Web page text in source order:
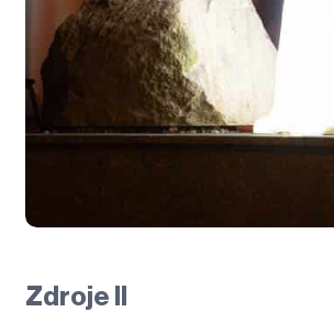
Zdroje II